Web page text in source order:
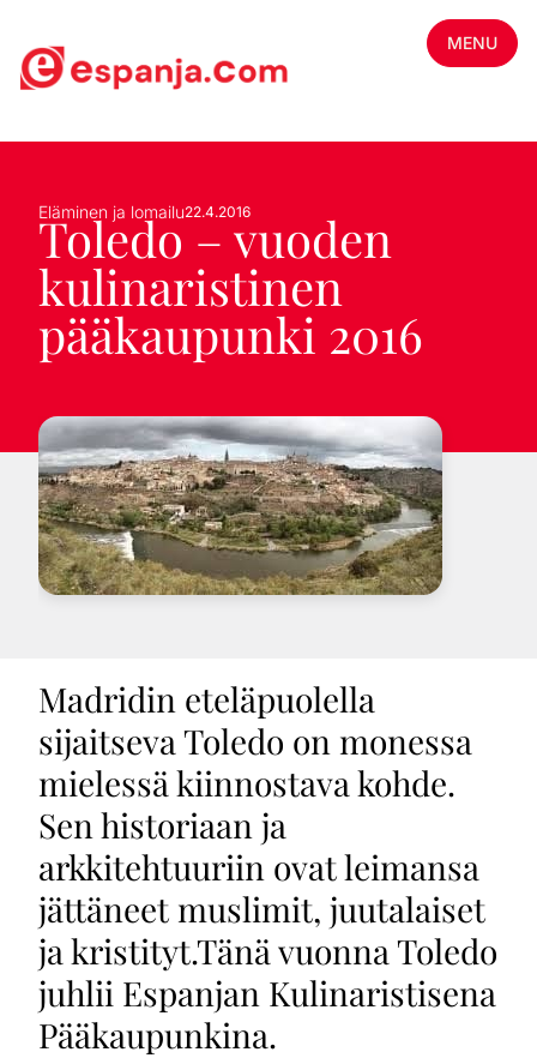
MENU
Eläminen ja lomailu22.4.2016
Toledo – vuoden
kulinaristinen
pääkaupunki 2016
Madridin eteläpuolella
sijaitseva Toledo on monessa
mielessä kiinnostava kohde.
Sen historiaan ja
arkkitehtuuriin ovat leimansa
jättäneet muslimit, juutalaiset
ja kristityt.Tänä vuonna Toledo
juhlii Espanjan Kulinaristisena
Pääkaupunkina.